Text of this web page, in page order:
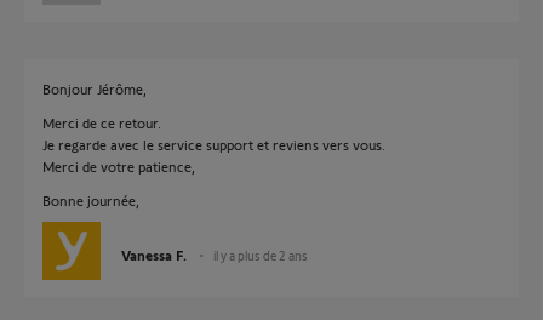
Bonjour Jérôme,
Merci de ce retour.
Je regarde avec le service support et reviens vers vous.
Merci de votre patience,
Bonne journée,
Vanessa F. il y a plus de 2 ans